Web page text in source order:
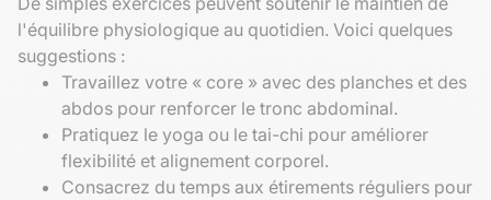
l'équilibre physiologique au quotidien. Voici quelques
suggestions :
Travaillez votre « core » avec des planches et des
abdos pour renforcer le tronc abdominal.
Pratiquez le yoga ou le tai-chi pour améliorer
flexibilité et alignement corporel.
Consacrez du temps aux étirements réguliers pour